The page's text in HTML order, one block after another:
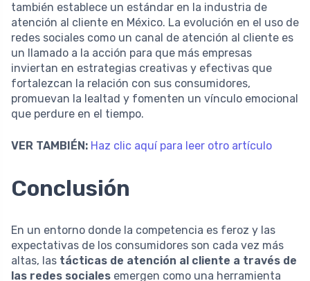
también establece un estándar en la industria de
atención al cliente en México. La evolución en el uso de
redes sociales como un canal de atención al cliente es
un llamado a la acción para que más empresas
inviertan en estrategias creativas y efectivas que
fortalezcan la relación con sus consumidores,
promuevan la lealtad y fomenten un vínculo emocional
que perdure en el tiempo.
VER TAMBIÉN: Haz clic aquí para leer otro artículo
Conclusión
En un entorno donde la competencia es feroz y las
expectativas de los consumidores son cada vez más
altas, las tácticas de atención al cliente a través de
las redes sociales emergen como una herramienta